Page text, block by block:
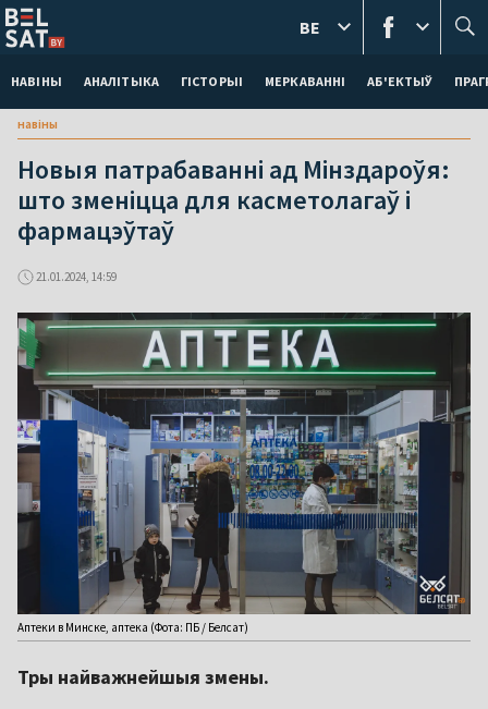
НАВІНЫ АНАЛІТЫКА ГІСТОРЫІ МЕРКАВАННI АБ'ЕКТЫЎ
BE
навіны
Новыя патрабаванні ад Мінздароўя:
што зменіцца для касметолагаў і
фармацэўтаў
21.01.2024, 14:59
Аптеки в Минске, аптека (Фота: ПБ / Белсат)
Тры найважнейшыя змены.